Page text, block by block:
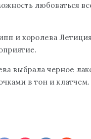
любоваться
и королева
выбрала черное
в тон и клатчем.